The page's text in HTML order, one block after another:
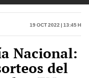
| Sin Guion con
Palacios
19 Oct 2022 | 13:45 h
Nacional:
del